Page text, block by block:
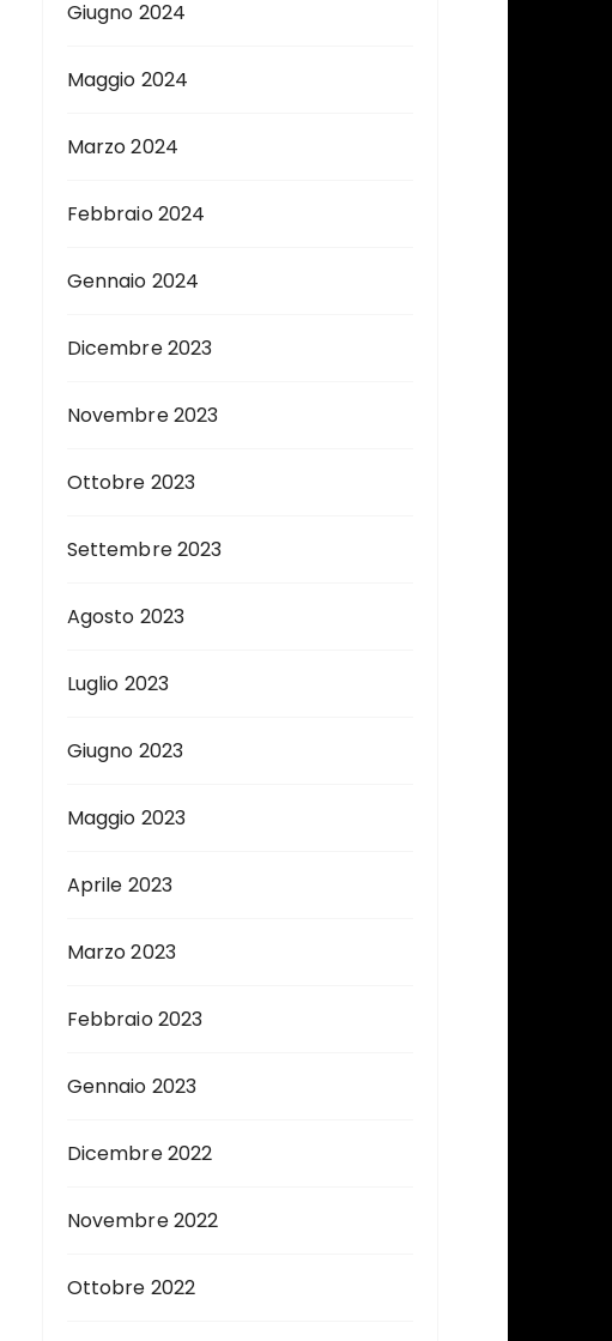
Giugno 2024
Maggio 2024
Marzo 2024
Febbraio 2024
Gennaio 2024
Dicembre 2023
Novembre 2023
Ottobre 2023
Settembre 2023
Agosto 2023
Luglio 2023
Giugno 2023
Maggio 2023
Aprile 2023
Marzo 2023
Febbraio 2023
Gennaio 2023
Dicembre 2022
Novembre 2022
Ottobre 2022